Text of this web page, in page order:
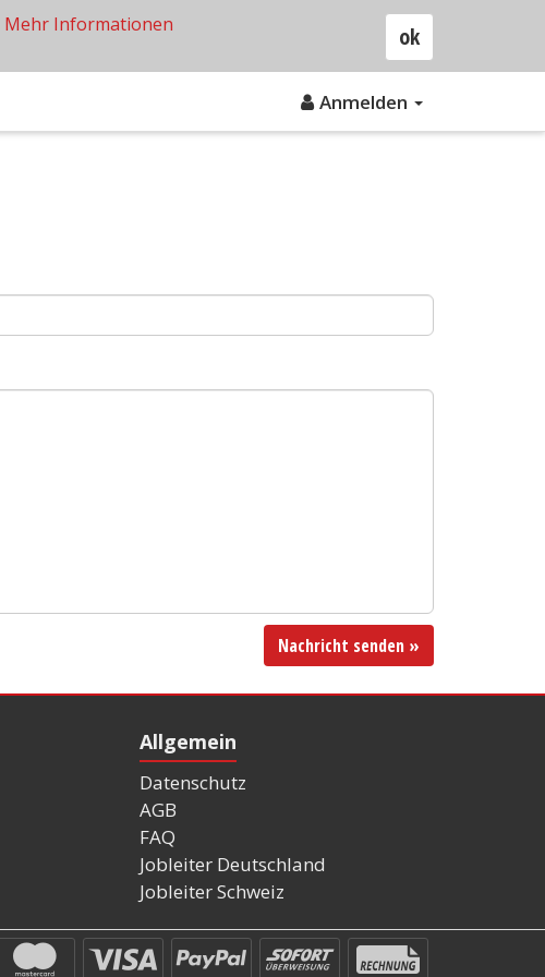
Anmelden
Nachricht senden »
Allgemein
Datenschutz
AGB
FAQ
Jobleiter Deutschland
Jobleiter Schweiz
ok
Mehr Informationen